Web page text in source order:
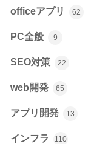
officeアプリ 62
PC全般 9
SEO対策 22
web開発 65
アプリ開発 13
インフラ 110